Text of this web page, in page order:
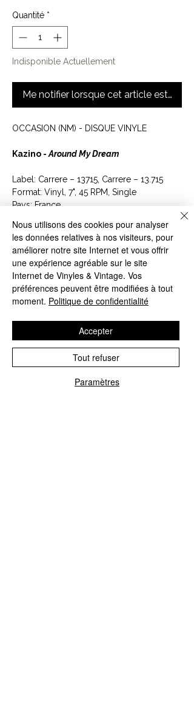
Quantité *
Indisponible Actuellement
Me notifier lorsque cet article est
OCCASION (NM) - DISQUE VINYLE
Kazino - Around My Dream
Label: Carrere ‎– 13715, Carrere ‎– 13.715
Format: Vinyl, 7", 45 RPM, Single
Pays: France
Genre: Electronic
Style: Italo-Disco, Synth-pop
Tracklist
Position Title/Credits
Duration
A
Around My Dream4:05
B
Binary 3:56
Nous utilisons des cookies pour analyser
les données relatives à nos visiteurs, pour
améliorer notre site Internet et vous offrir
une expérience agréable sur le site
Internet de Vinyles & Vintage. Vos
préférences peuvent être modifiées à tout
moment. Politique de confidentialité
Paramètres
Tout refuser
Accepter